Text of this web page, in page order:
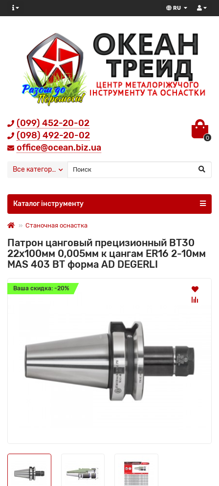
RU
(099) 452-20-02
(098) 492-20-02
office@ocean.biz.ua
0
Все категории
Каталог інструменту
Станочная оснастка
Патрон цанговый прецизионный BT30
22x100мм 0,005мм к цангам ER16 2-10мм
MAS 403 BT форма AD DEGERLI
Ваша скидка: -20%